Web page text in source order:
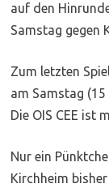
auf den
Samstag gegen
Zum letzten
am Samstag
Die OIS CEE ist
Nur ein
Kirchheim